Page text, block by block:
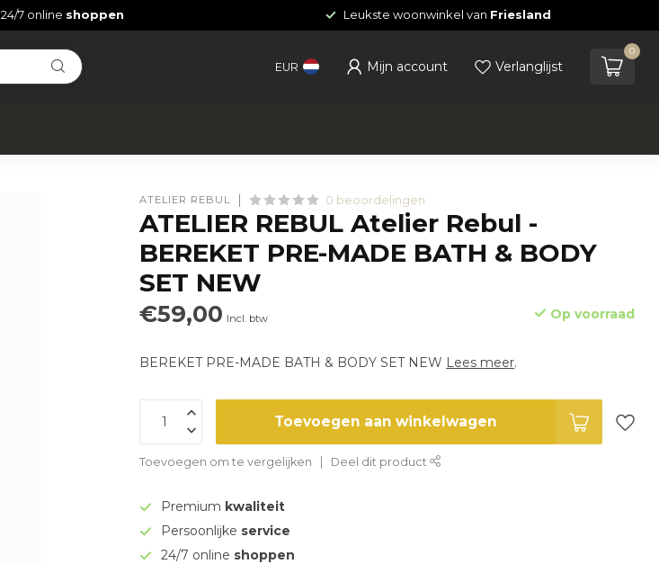
24/7 online shoppen Leukste woonwinkel van Friesland
EUR Mijn account Verlanglijst
0
ATELIER REBUL 0 beoordelingen
ATELIER REBUL Atelier Rebul -
BEREKET PRE-MADE BATH & BODY
SET NEW
€59,00 Incl. btw Op voorraad
BEREKET PRE-MADE BATH & BODY SET NEW Lees meer.
Toevoegen aan winkelwagen
Toevoegen om te vergelijken Deel dit product
Premium kwaliteit
Persoonlijke service
24/7 online shoppen